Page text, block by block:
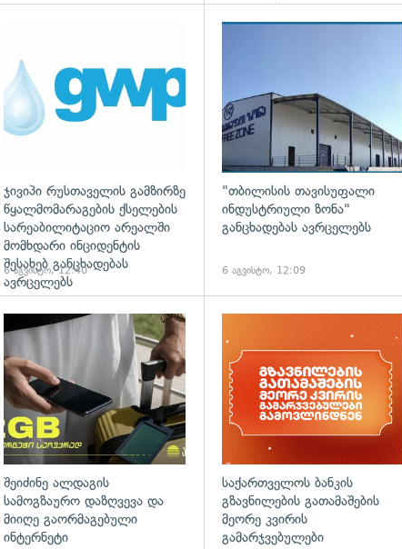
ჯივიპი რუსთაველის გამზირზე
წყალმომარაგების ქსელების
სარეაბილიტაციო არეალში
მომხდარი ინციდენტის
შესახებ განცხადებას
ავრცელებს
6 აგვისტო, 12:40
"თბილისის თავისუფალი
ინდუსტრიული ზონა"
განცხადებას ავრცელებს
6 აგვისტო, 12:09
გადახედვა
შეიძინე ალდაგის
სამოგზაურო დაზღვევა და
მიიღე გაორმაგებული
ინტერნეტი
საქართველოს ბანკის
გზავნილების გათამაშების
მეორე კვირის
გამარჯვებულები